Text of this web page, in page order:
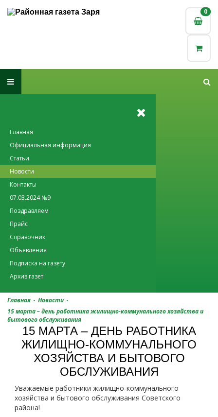
0
0
Главная
Официальная информация
Статьи
Новости
Контакты
07.03.2024 №9
Поздравляем
Прайс
Справочник
Объявления
Подписка на газету
Архив газет
Главная - Новости -
15 марта – день работника жилищно-коммунального хозяйства и
бытового обслуживания
15 МАРТА – ДЕНЬ РАБОТНИКА
ЖИЛИЩНО-КОММУНАЛЬНОГО
ХОЗЯЙСТВА И БЫТОВОГО
ОБСЛУЖИВАНИЯ
Уважаемые работники жилищно-коммунального
хозяйства и бытового обслуживания Советского
района!